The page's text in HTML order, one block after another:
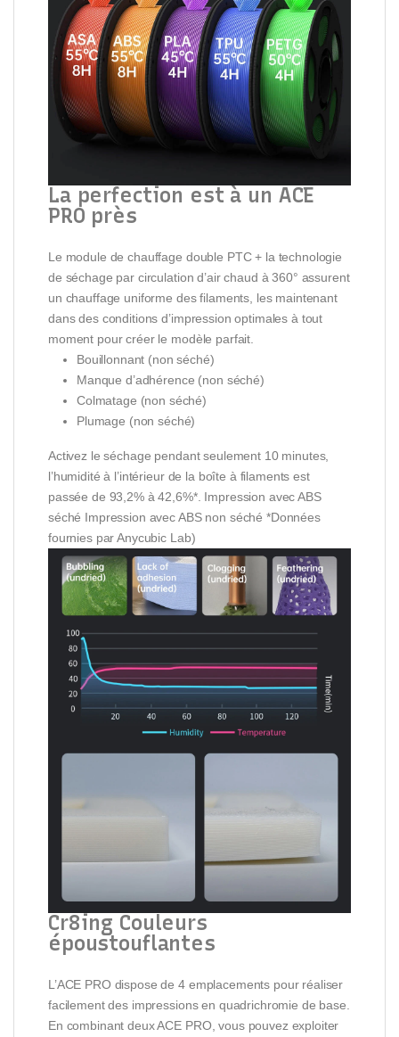
La perfection est à un ACE
PRO près
Le module de chauffage double PTC + la technologie
de séchage par circulation d’air chaud à 360° assurent
un chauffage uniforme des filaments, les maintenant
dans des conditions d’impression optimales à tout
moment pour créer le modèle parfait.
Bouillonnant (non séché)
Manque d’adhérence (non séché)
Colmatage (non séché)
Plumage (non séché)
Activez le séchage pendant seulement 10 minutes,
l’humidité à l’intérieur de la boîte à filaments est
passée de 93,2% à 42,6%*. Impression avec ABS
séché Impression avec ABS non séché *Données
fournies par Anycubic Lab)
Cr8ing Couleurs
époustouflantes
L’ACE PRO dispose de 4 emplacements pour réaliser
facilement des impressions en quadrichromie de base.
En combinant deux ACE PRO, vous pouvez exploiter